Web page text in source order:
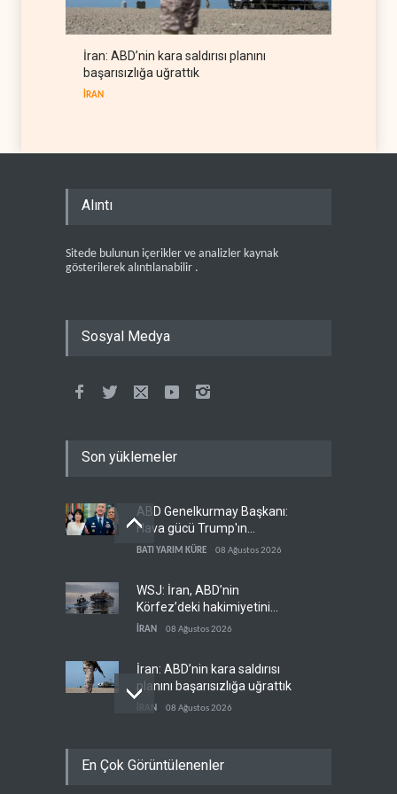
İran: ABD’nin kara saldırısı planını
başarısızlığa uğrattık
İRAN
Alıntı
Sitede bulunun içerikler ve analizler kaynak
gösterilerek alıntılanabilir .
Sosyal Medya
Son yüklemeler
ABD Genelkurmay Başkanı:
Hava gücü Trump'ın
hedeflerine yetmez
BATI YARIM KÜRE 08 Ağustos 2026
WSJ: İran, ABD’nin
Körfez’deki hakimiyetini
sona erdiriyor
İRAN 08 Ağustos 2026
İran: ABD’nin kara saldırısı
planını başarısızlığa uğrattık
İRAN 08 Ağustos 2026
‘silahsızlandırılmasını’ kim
En Çok Görüntülenenler